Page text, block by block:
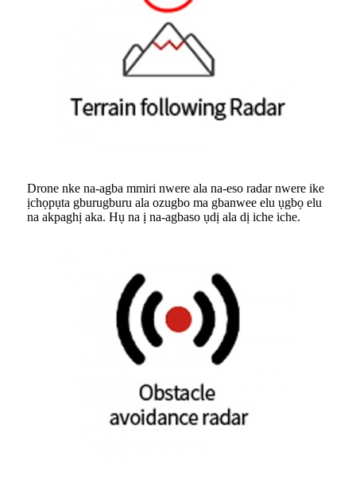
Drone nke na-agba mmiri nwere ala na-eso radar nwere ike
ịchọpụta gburugburu ala ozugbo ma gbanwee elu ụgbọ elu
na akpaghị aka. Hụ na ị na-agbaso ụdị ala dị iche iche.